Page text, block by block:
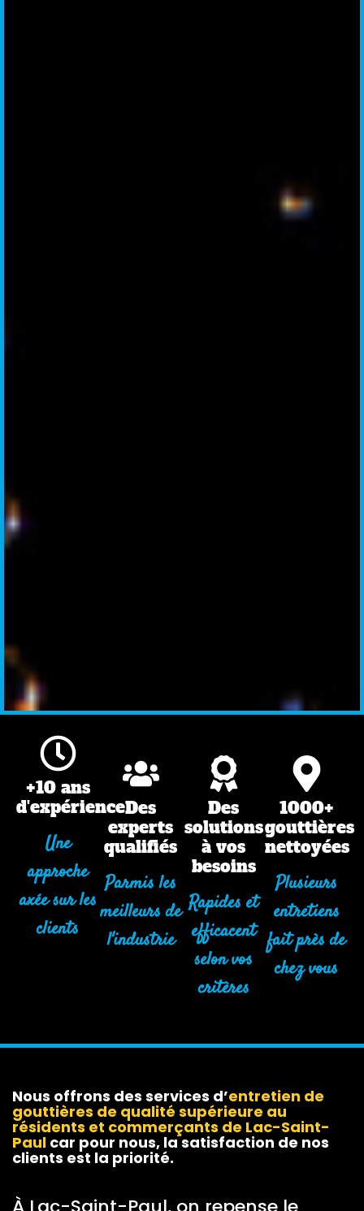
+10 ans
d'expérience
Une
approche
axée sur les
clients
Des
experts
qualifiés
Parmis les
meilleurs de
l'industrie
Des
solutions
à vos
besoins
Rapides et
efficacent
selon vos
critères
1000+
gouttières
nettoyées
Plusieurs
entretiens
fait près de
chez vous
Nous offrons des services d’entretien de
gouttières de qualité supérieure au
résidents et commerçants de Lac-Saint-
Paul car pour nous, la satisfaction de nos
clients est la priorité.